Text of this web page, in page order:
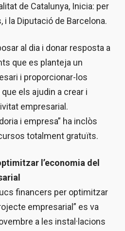
de Catalunya, Inicia: per
i la Diputació de Barcelona.
al dia i donar resposta a
que es planteja un
i proporcionar-los
els ajudin a crear i
empresarial.
i empresa” ha inclòs
totalment gratuïts.
l’economia del
financers per optimitzar
empresarial” es va
a les instal·lacions